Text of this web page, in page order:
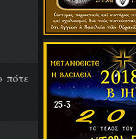
πότε